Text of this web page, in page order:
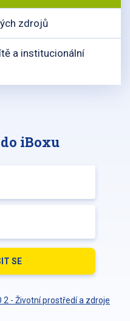
zdrojů
a institucionální
iBoxu
2 - Životní prostředí a zdroje